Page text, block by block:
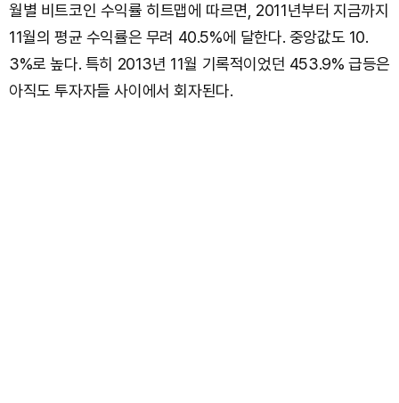
월별 비트코인 수익률 히트맵에 따르면, 2011년부터 지금까지
11월의 평균 수익률은 무려 40.5%에 달한다. 중앙값도 10.
3%로 높다. 특히 2013년 11월 기록적이었던 453.9% 급등은
아직도 투자자들 사이에서 회자된다.